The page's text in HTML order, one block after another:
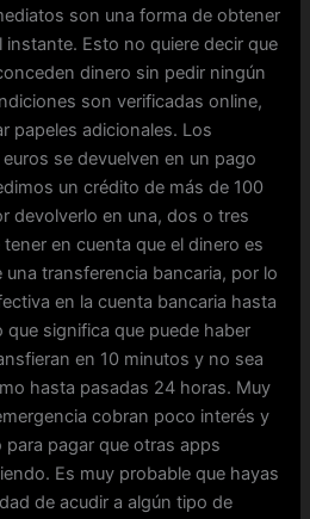
son una forma de obtener
Esto no quiere decir que
dinero sin pedir ningún
son verificadas online,
papeles adicionales. Los
se devuelven en un pago
un crédito de más de 100
devolverlo en una, dos o tres
en cuenta que el dinero es
transferencia bancaria, por lo
en la cuenta bancaria hasta
que significa que puede haber
en 10 minutos y no sea
hasta pasadas 24 horas. Muy
cobran poco interés y
pagar que otras apps
Es muy probable que hayas
de acudir a algún tipo de